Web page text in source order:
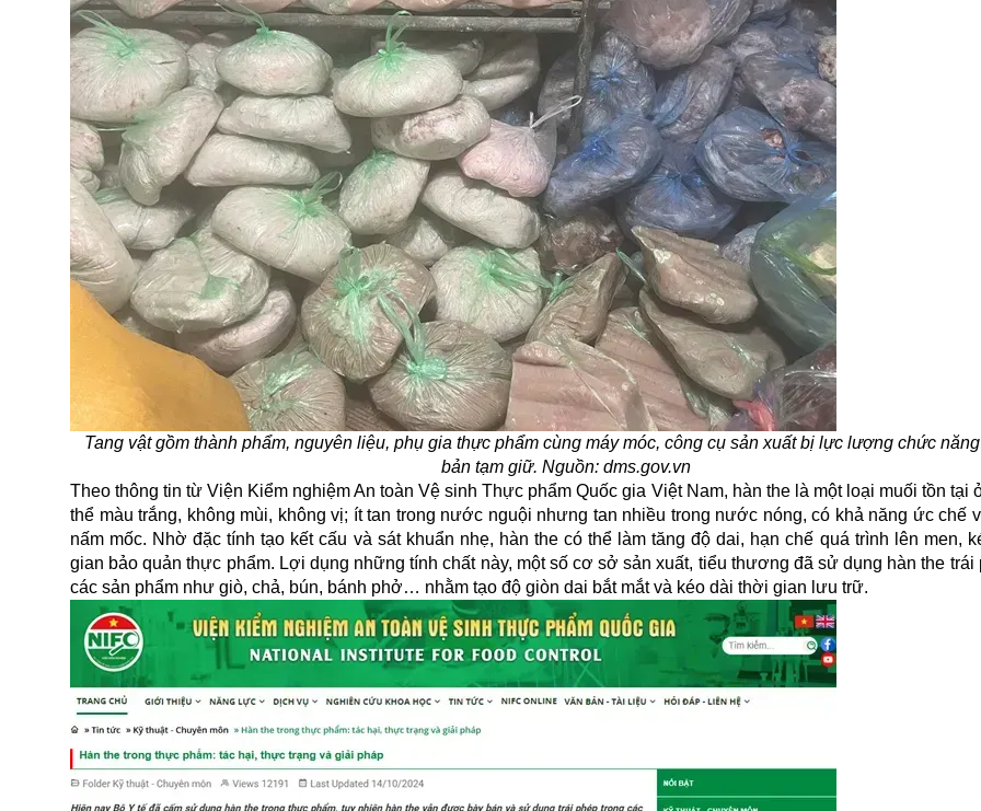
Tang vật gồm thành phẩm, nguyên liệu, phụ gia thực phẩm cùng máy móc, công cụ sản xuất bị lực lượng chức
bản tạm giữ. Nguồn: dms.gov.vn
Theo thông tin từ Viện Kiểm nghiệm An toàn Vệ sinh Thực phẩm Quốc gia Việt Nam, hàn the là một loại muối tồn tại
thể màu trắng, không mùi, không vị; ít tan trong nước nguội nhưng tan nhiều trong nước nóng, có khả năng ức chế
nấm mốc. Nhờ đặc tính tạo kết cấu và sát khuẩn nhẹ, hàn the có thể làm tăng độ dai, hạn chế quá trình lên men,
gian bảo quản thực phẩm. Lợi dụng những tính chất này, một số cơ sở sản xuất, tiểu thương đã sử dụng hàn the trái
các sản phẩm như giò, chả, bún, bánh phở… nhằm tạo độ giòn dai bắt mắt và kéo dài thời gian lưu trữ.